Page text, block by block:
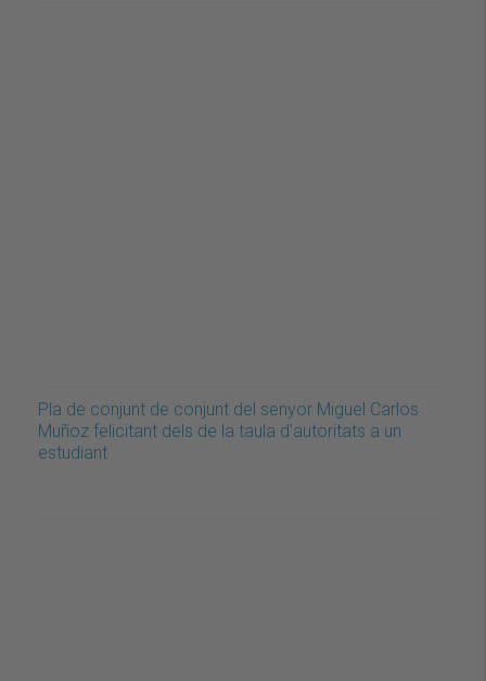
Pla de conjunt de conjunt del senyor Miguel Carlos
Muñoz felicitant dels de la taula d'autoritats a un
estudiant